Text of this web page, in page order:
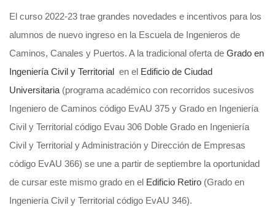
El curso 2022-23 trae grandes novedades e incentivos para los
alumnos de nuevo ingreso en la Escuela de Ingenieros de
Caminos, Canales y Puertos. A la tradicional oferta de Grado en
Ingeniería Civil y Territorial en el Edificio de Ciudad
Universitaria (programa académico con recorridos sucesivos
Ingeniero de Caminos código EvAU 375 y Grado en Ingeniería
Civil y Territorial código Evau 306 Doble Grado en Ingeniería
Civil y Territorial y Administración y Dirección de Empresas
código EvAU 366) se une a partir de septiembre la oportunidad
de cursar este mismo grado en el Edificio Retiro (Grado en
Ingeniería Civil y Territorial código EvAU 346).